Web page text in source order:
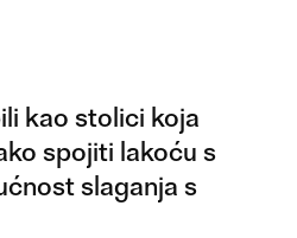
kao stolici koja
spojiti lakoću s
slaganja s